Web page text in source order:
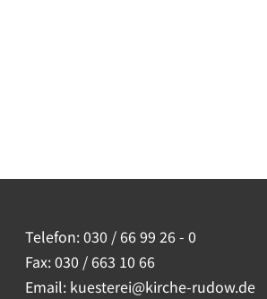
Telefon:030 / 66 99 26 - 0
Fax: 030 / 663 10 66
Email: kuesterei@kirche-rudow.de